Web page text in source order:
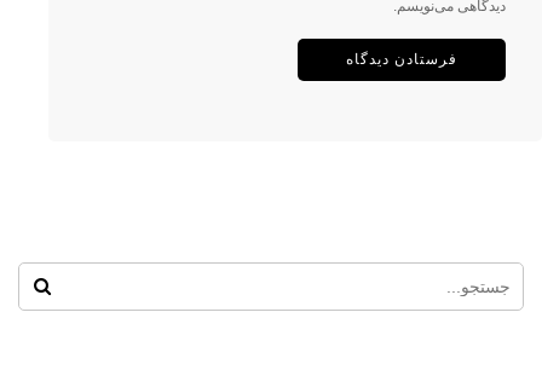
دیدگاهی می‌نویسم.